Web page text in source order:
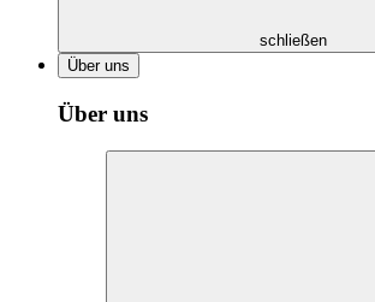
schließen
Über uns
Über uns